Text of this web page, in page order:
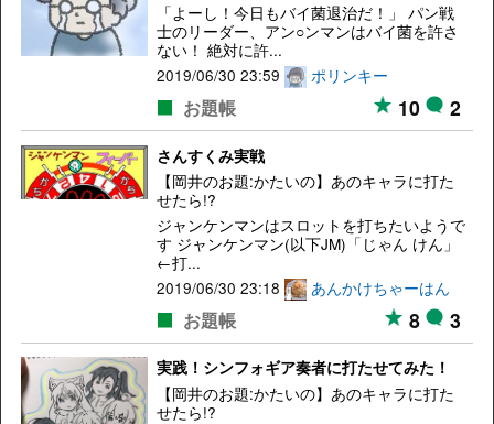
「よーし！今日もバイ菌退治だ！」 パン戦
士のリーダー、アン○ンマンはバイ菌を許さ
ない！ 絶対に許...
2019/06/30 23:59
ポリンキー
お題帳 10 2
さんすくみ実戦
【岡井のお題:かたいの】あのキャラに打た
せたら!?
ジャンケンマンはスロットを打ちたいようで
す ジャンケンマン(以下JM)「じゃん けん」
←打...
2019/06/30 23:18
あんかけちゃーはん
お題帳 8 3
実践！シンフォギア奏者に打たせてみた！
【岡井のお題:かたいの】あのキャラに打た
せたら!?